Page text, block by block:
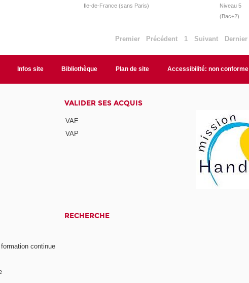
Ile-de-France (sans Paris)
Niveau 5
(Bac+2)
Premier Précédent 1 Suivant Dernier
Infos site Bibliothèque Plan de site Accessibilité: non conforme
VALIDER SES ACQUIS
VAE
VAP
continue
RECHERCHE